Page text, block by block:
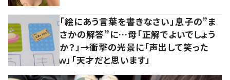
「絵にあう言葉を書きなさい」息子の”ま
さかの解答”に…母「正解でよいでしょう
か？」→衝撃の光景に「声出して笑った
ｗ」「天才だと思います」